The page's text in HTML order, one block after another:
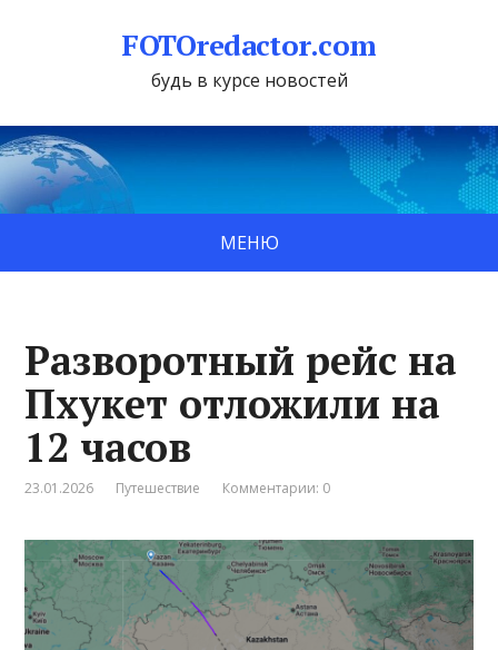
FOTOredactor.com
будь в курсе новостей
МЕНЮ
Разворотный рейс на
Пхукет отложили на
12 часов
23.01.2026 Путешествие Комментарии: 0